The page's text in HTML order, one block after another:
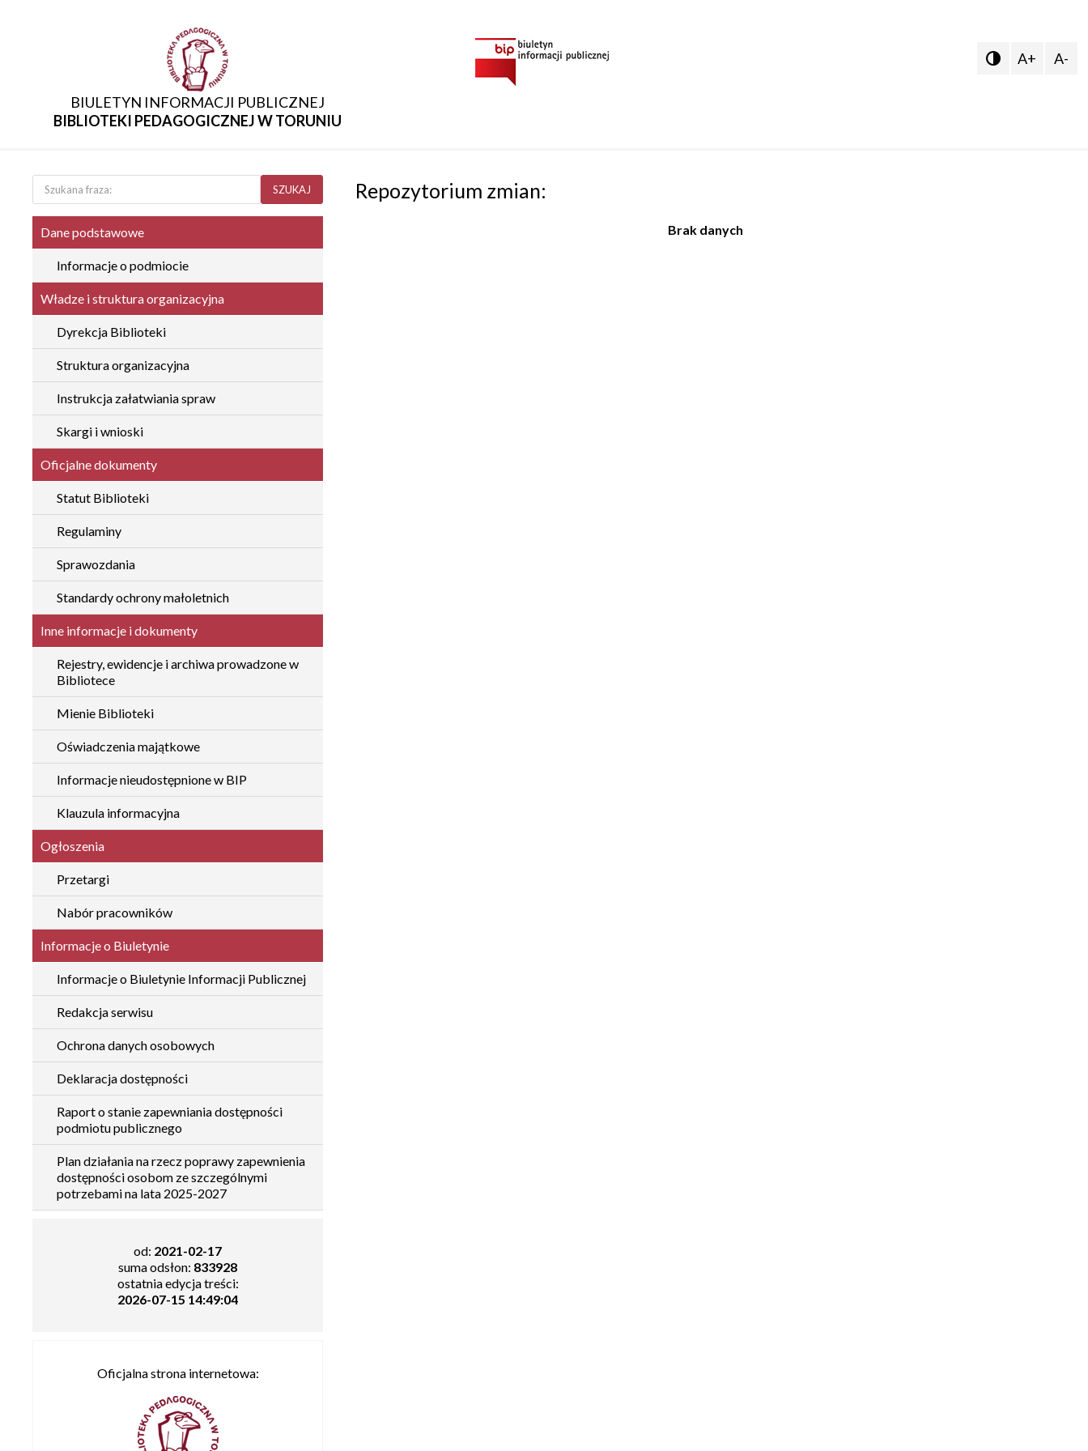
BIULETYN INFORMACJI PUBLICZNEJ
BIBLIOTEKI PEDAGOGICZNEJ W TORUNIU
 A+ A-
SZUKAJ
Dane podstawowe
Informacje o podmiocie
Władze i struktura organizacyjna
Dyrekcja Biblioteki
Struktura organizacyjna
Instrukcja załatwiania spraw
Skargi i wnioski
Oficjalne dokumenty
Statut Biblioteki
Regulaminy
Sprawozdania
Standardy ochrony małoletnich
Inne informacje i dokumenty
Rejestry, ewidencje i archiwa prowadzone w
Bibliotece
Mienie Biblioteki
Oświadczenia majątkowe
Informacje nieudostępnione w BIP
Klauzula informacyjna
Ogłoszenia
Przetargi
Nabór pracowników
Informacje o Biuletynie
Informacje o Biuletynie Informacji Publicznej
Redakcja serwisu
Ochrona danych osobowych
Deklaracja dostępności
Raport o stanie zapewniania dostępności
podmiotu publicznego
Plan działania na rzecz poprawy zapewnienia
dostępności osobom ze szczególnymi
potrzebami na lata 2025-2027
od: 2021-02-17
suma odsłon: 833928
ostatnia edycja treści:
2026-07-15 14:49:04
Oficjalna strona internetowa:
Repozytorium zmian:
Brak danych